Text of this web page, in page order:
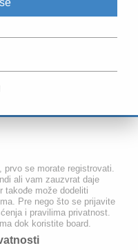
prvo se morate registrovati.
ali vam zauzvrat daje
takođe može dodeliti
Pre nego što se prijavite
i pravilima privatnost.
dok koristite board.